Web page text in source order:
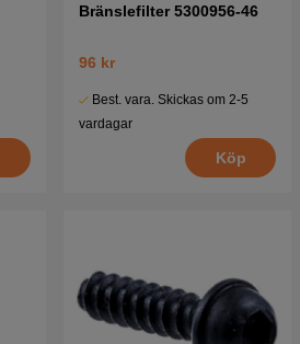
Bränslefilter 5300956-46
96 kr
Best. vara. Skickas om 2-5
vardagar
Köp